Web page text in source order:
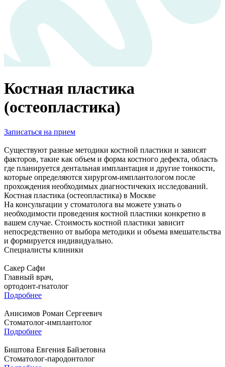
Костная пластика
(остеопластика)
Записаться на прием
Существуют разные методики костной пластики и зависят
факторов, такие как объем и форма костного дефекта, область
где планируется дентальная имплантация и другие тонкости,
которые определяются хирургом-имплантологом после
прохождения необходимых диагностичеких исследований.
Костная пластика (остеопластика) в Москве
На консультации у стоматолога вы можете узнать о
необходимости проведения костной пластики конкретно в
вашем случае. Стоимость костной пластики зависит
непосредственно от выбора методики и объема вмешательства
и формируется индивидуально.
Специалисты клиники
Сакер Сафи
Главный врач,
ортодонт-гнатолог
Подробнее
Анисимов Роман Сергеевич
Стоматолог-имплантолог
Подробнее
Биштова Евгения Байзетовна
Стоматолог-пародонтолог